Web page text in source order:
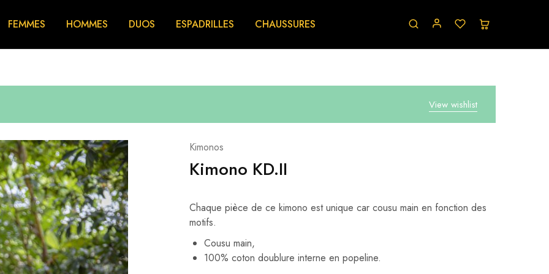
FEMMES HOMMES DUOS ESPADRILLES CHAUSSURES
View wishlist
Kimonos
Kimono KD.II
Chaque pièce de ce kimono est unique car cousu main en fonction des
motifs.
Cousu main,
100% coton doublure interne en popeline.